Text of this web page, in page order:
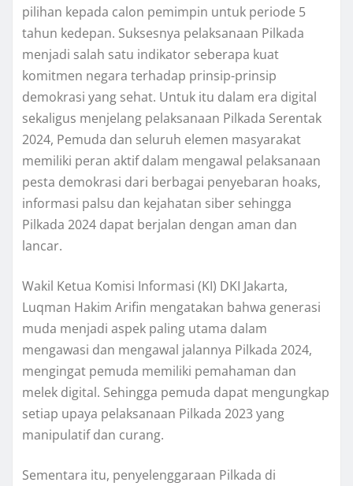
pilihan kepada calon pemimpin untuk periode 5
tahun kedepan. Suksesnya pelaksanaan Pilkada
menjadi salah satu indikator seberapa kuat
komitmen negara terhadap prinsip-prinsip
demokrasi yang sehat. Untuk itu dalam era digital
sekaligus menjelang pelaksanaan Pilkada Serentak
2024, Pemuda dan seluruh elemen masyarakat
memiliki peran aktif dalam mengawal pelaksanaan
pesta demokrasi dari berbagai penyebaran hoaks,
informasi palsu dan kejahatan siber sehingga
Pilkada 2024 dapat berjalan dengan aman dan
lancar.
Wakil Ketua Komisi Informasi (KI) DKI Jakarta,
Luqman Hakim Arifin mengatakan bahwa generasi
muda menjadi aspek paling utama dalam
mengawasi dan mengawal jalannya Pilkada 2024,
mengingat pemuda memiliki pemahaman dan
melek digital. Sehingga pemuda dapat mengungkap
setiap upaya pelaksanaan Pilkada 2023 yang
manipulatif dan curang.
Sementara itu, penyelenggaraan Pilkada di